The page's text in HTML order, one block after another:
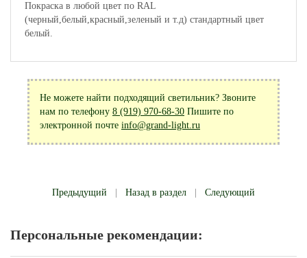
Покраска в любой цвет по RAL
(черный,белый,красный,зеленый и т.д) стандартный цвет
белый.
Не можете найти подходящий светильник? Звоните
нам по телефону 8 (919) 970-68-30 Пишите по
электронной почте info@grand-light.ru
Предыдущий Назад в раздел Следующий
Персональные рекомендации: